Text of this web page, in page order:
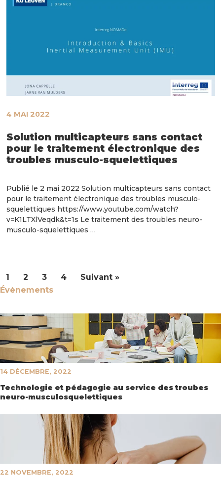
Solution multicapteurs sans contact
pour le traitement électronique des
troubles musculo-squelettiques
4 MAI 2022
Publié le 2 mai 2022 Solution multicapteurs sans contact
pour le traitement électronique des troubles musculo-
squelettiques https://www.youtube.com/watch?
v=K1LTXlVeqdk&t=1s Le traitement des troubles neuro-
musculo-squelettiques …
1 2 3 4
Suivant »
Évènements
14 DÉCEMBRE, 2022
Technologie et pédagogie au service des troubes
neuro-musculosquelettiques
22 NOVEMBRE, 2022